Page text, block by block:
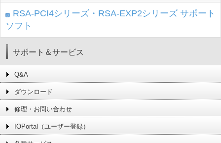
RSA-PCI4シリーズ・RSA-EXP2シリーズ サポート
ソフト
サポート＆サービス
Q&A
ダウンロード
修理・お問い合わせ
IOPortal（ユーザー登録）